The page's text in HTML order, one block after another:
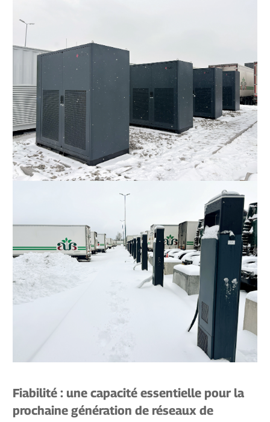
Fiabilité : une capacité essentielle pour la
prochaine génération de réseaux de